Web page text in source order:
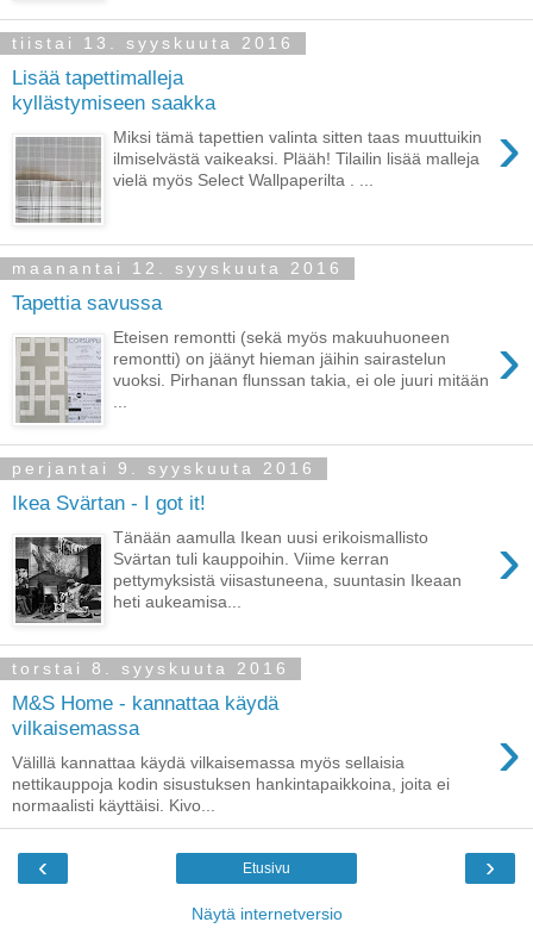
tiistai 13. syyskuuta 2016
Lisää tapettimalleja
kyllästymiseen saakka
›
Miksi tämä tapettien valinta sitten taas muuttuikin
ilmiselvästä vaikeaksi. Plääh! Tilailin lisää malleja
vielä myös Select Wallpaperilta . ...
maanantai 12. syyskuuta 2016
Tapettia savussa
›
Eteisen remontti (sekä myös makuuhuoneen
remontti) on jäänyt hieman jäihin sairastelun
vuoksi. Pirhanan flunssan takia, ei ole juuri mitään
perjantai 9. syyskuuta 2016
Ikea Svärtan - I got it!
›
Tänään aamulla Ikean uusi erikoismallisto
Svärtan tuli kauppoihin. Viime kerran
pettymyksistä viisastuneena, suuntasin Ikeaan
heti aukeamisa...
torstai 8. syyskuuta 2016
M&S Home - kannattaa käydä
vilkaisemassa
›
Välillä kannattaa käydä vilkaisemassa myös sellaisia
nettikauppoja kodin sisustuksen hankintapaikkoina, joita ei
normaalisti käyttäisi. Kivo...
‹ ›
Etusivu
Näytä internetversio